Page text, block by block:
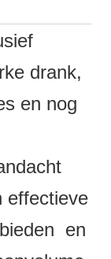
drank,
en nog
effectieve
en